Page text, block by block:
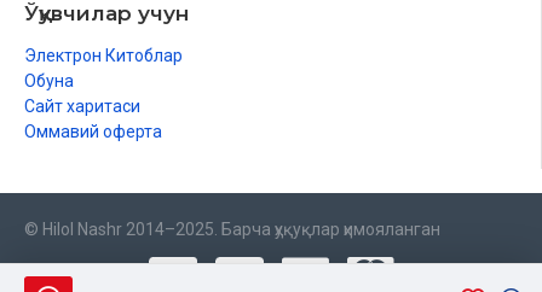
Ўқувчилар учун
Электрон Китоблар
Обуна
Сайт харитаси
Оммавий оферта
© Hilol Nashr 2014–2025. Барча ҳуқуқлар ҳимояланган